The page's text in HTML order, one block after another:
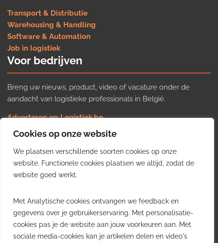
Cookies op onze website
We plaatsen verschillende soorten cookies op onze
website. Functionele cookies plaatsen we altijd, zodat de
website goed werkt.
Met Analytische cookies ontvangen we feedback en
gegevens over je gebruikerservaring. Met personalisatie-
cookies pas je de website aan jouw voorkeuren aan. Met
sociale media-cookies kan je artikelen delen en video's
Transport & Distributie
Warehousing & Handling
Software & Automation
Job in logistiek
Voor bedrijven
Breng uw nieuws, product, video of vacature onder de
aandacht van logistieke professionals in België.
Adverteren op Logistiek.be
Nieuws insturen
Uw video op Logistiek.TV
Job plaatsen
Gratis wekelijkse update
inzichten uit de Belgische logistieke sector in uw inbox.
Ontvang je gratis
wekelijkse update